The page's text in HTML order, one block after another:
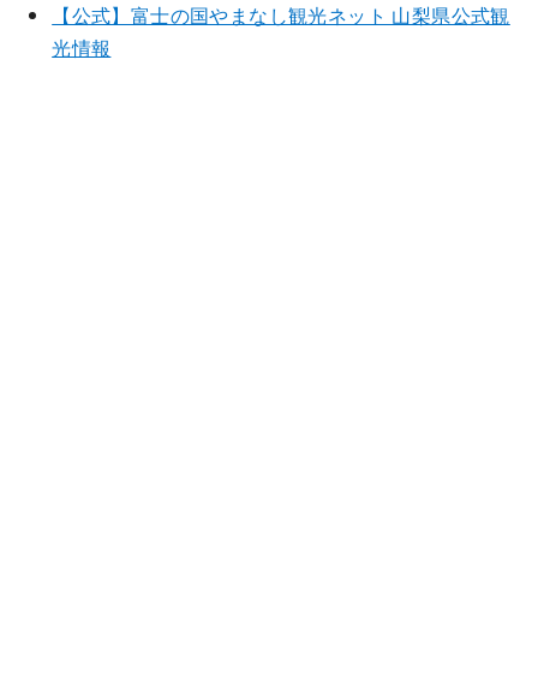
【公式】富士の国やまなし観光ネット 山梨県公式観
光情報